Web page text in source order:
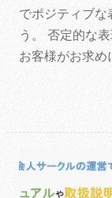
でポジティブな
う。 否定的な
お客様がお求